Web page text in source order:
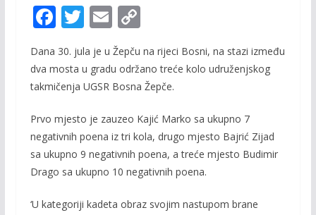
F
e
b
o
k
T
w
itt
er
E
m
ai
l
C
p
y
Li
n
k
Dana 30. jula je u Žepču na rijeci Bosni, na stazi između
dva mosta u gradu održano treće kolo udruženjskog
takmičenja UGSR Bosna Žepče.
Prvo mjesto je zauzeo Kajić Marko sa ukupno 7
negativnih poena iz tri kola, drugo mjesto Bajrić Zijad
sa ukupno 9 negativnih poena, a treće mjesto Budimir
Drago sa ukupno 10 negativnih poena.
‘U kategoriji kadeta obraz svojim nastupom brane